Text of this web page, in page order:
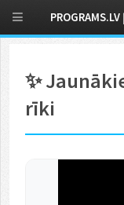
✨
rīki
PROGRAMS.LV